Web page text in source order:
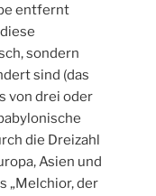
entfernt
sondern
sind (das
von drei oder
die Dreizahl
Asien und
„Melchior, der